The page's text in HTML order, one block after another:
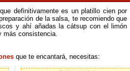
definitivamente es un platillo cien por
de la salsa, te recomiendo que
y ahí añadas la cátsup con el limón
más consistencia.
que te encantará, necesitas: